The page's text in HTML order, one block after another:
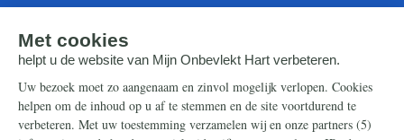
Laatste video's